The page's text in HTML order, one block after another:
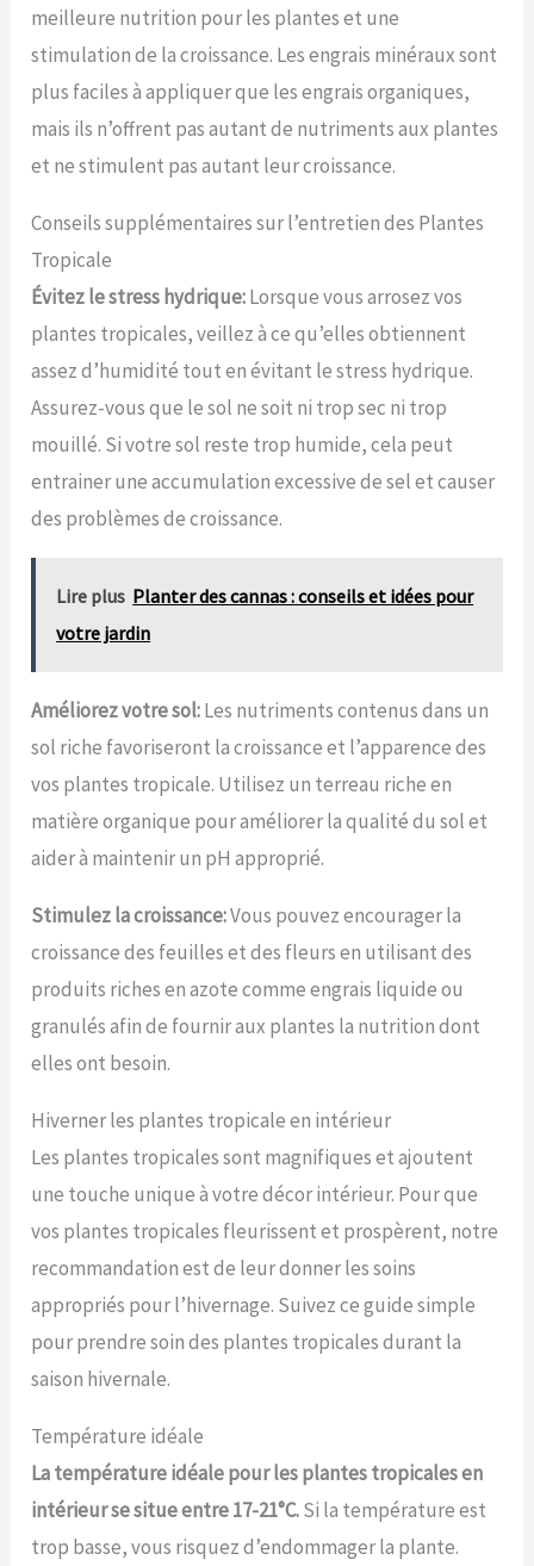
meilleure nutrition pour les plantes et une
stimulation de la croissance. Les engrais minéraux sont
plus faciles à appliquer que les engrais organiques,
mais ils n’offrent pas autant de nutriments aux plantes
et ne stimulent pas autant leur croissance.
Conseils supplémentaires sur l’entretien des Plantes
Tropicale
Évitez le stress hydrique:Lorsque vous arrosez vos
plantes tropicales, veillez à ce qu’elles obtiennent
assez d’humidité tout en évitant le stress hydrique.
Assurez-vous que le sol ne soit ni trop sec ni trop
mouillé. Si votre sol reste trop humide, cela peut
entrainer une accumulation excessive de sel et causer
des problèmes de croissance.
Lire plus Planter des cannas : conseils et idées pour
votre jardin
Améliorez votre sol:Les nutriments contenus dans un
sol riche favoriseront la croissance et l’apparence des
vos plantes tropicale. Utilisez un terreau riche en
matière organique pour améliorer la qualité du sol et
aider à maintenir un pH approprié.
Stimulez la croissance:Vous pouvez encourager la
croissance des feuilles et des fleurs en utilisant des
produits riches en azote comme engrais liquide ou
granulés afin de fournir aux plantes la nutrition dont
elles ont besoin.
Hiverner les plantes tropicale en intérieur
Les plantes tropicales sont magnifiques et ajoutent
une touche unique à votre décor intérieur. Pour que
vos plantes tropicales fleurissent et prospèrent, notre
recommandation est de leur donner les soins
appropriés pour l’hivernage. Suivez ce guide simple
pour prendre soin des plantes tropicales durant la
saison hivernale.
Température idéale
La température idéale pour les plantes tropicales en
intérieur se situe entre 17-21°C.Si la température est
trop basse, vous risquez d’endommager la plante.